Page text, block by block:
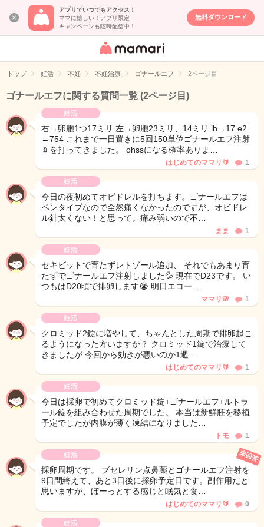
アプリでいつでもアクセス！
ママに嬉しい！アプリ限定
キャンペーンも随時配信中！
無料ダウンロード
女性専用匿名QA
イト
トップ 妊活 不妊 不妊治療 ゴナールエフ 2ページ目
ゴナールエフに関する質問一覧 (2ページ目)
妊活
右→卵胞1つ17ミリ 左→卵胞23ミリ、14ミリ lh→17 e2
→754 これまで一日置きに5回150単位ゴナールエフ注射
💉を打ってきました。 ohssになる確率ありま…
はじめてのママリ🔰 1
妊活
今日の夜初めてオビドレルを打ちます。ゴナールエフは
ペンタイプなので全然痛くなかったのですが、オビドレ
ル針太くない！と思って。痛み弱いので不…
まま 1
妊活
セキビットで育たずレトゾール追加、 それでもあまり育
たずでゴナールエフ注射しました💦 現在でD23です。 い
つもはD20頃で排卵します😭 明日エコー…
ママリ🌸 1
妊活
クロミッド2錠に増やして、ちゃんとした周期で排卵起こ
るようになった方いますか？ クロミッド1錠で治療して
きましたが 今回から効きが悪いのか1週…
はじめてのママリ🔰 1
妊活
今日は採卵で初めてクロミッド錠+ゴナールエフ+ルトラ
ール錠を組み合わせた周期でした。 本当は新鮮胚を移植
予定でしたが内膜が薄く凍結になりました…
トモ 1
妊活
採卵周期です。 ブセレリン点鼻薬とゴナールエフ注射を
9日間終えて、あと3日後に採卵予定日です。副作用だと
思いますが、ぼーっとする感じと眠気と食…
未回答
はじめてのママリ🔰 0
妊活